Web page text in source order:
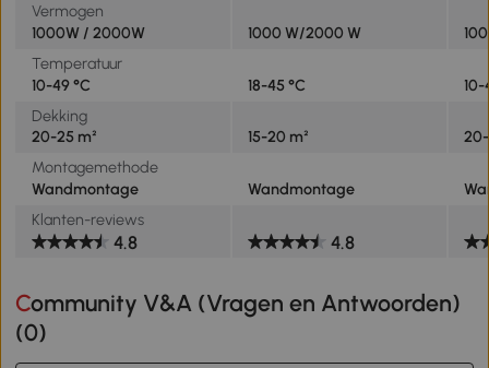
Vermogen
1000W / 2000W
1000 W/2000 W
Temperatuur
10-49 °C
18-45 °C
10-
Dekking
20-25 m²
15-20 m²
Montagemethode
Wandmontage
Wandmontage
Klanten-reviews
4.8 4.8
Community V&A (Vragen en Antwoorden)
(0)